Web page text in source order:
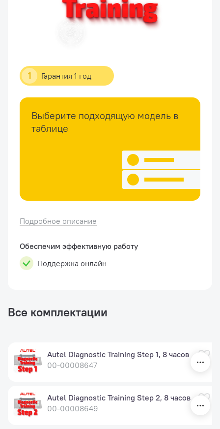
1 Гарантия 1 год
Подробное описание
Обеспечим эффективную работу
Поддержка онлайн
Выберите подходящую модель в
таблице
Все комплектации
Autel Diagnostic Training Step 1, 8 часов
00-00008647
Autel Diagnostic Training Step 2, 8 часов
00-00008649